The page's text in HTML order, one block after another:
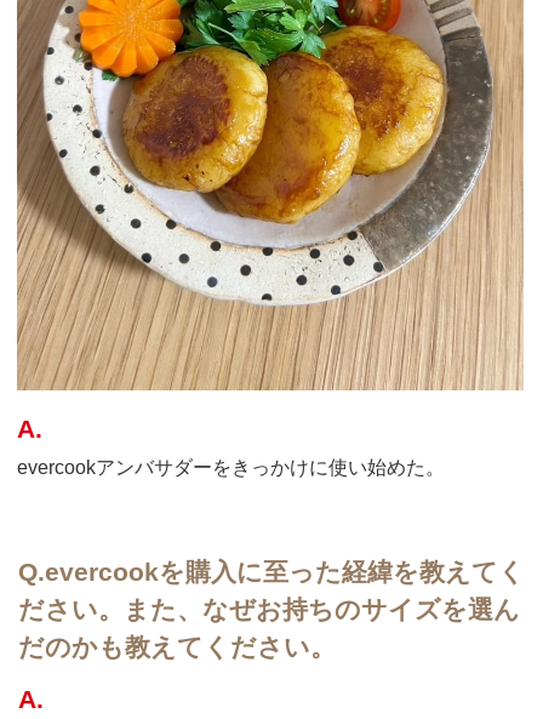
A.
evercookアンバサダーをきっかけに使い始めた。
Q.evercookを購入に至った経緯を教えてく
ださい。また、なぜお持ちのサイズを選ん
だのかも教えてください。
A.